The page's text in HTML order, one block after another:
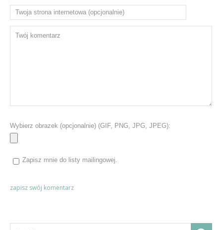
Wybierz obrazek (opcjonalnie) (GIF, PNG, JPG, JPEG):
Zapisz mnie do listy mailingowej.